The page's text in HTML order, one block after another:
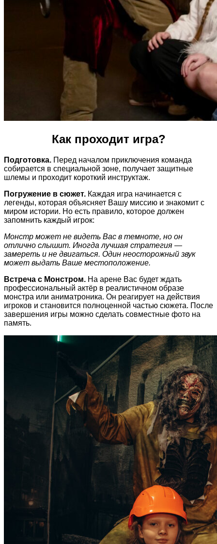
Как проходит игра?
Подготовка. Перед началом приключения команда
собирается в специальной зоне, получает защитные
шлемы и проходит короткий инструктаж.
Погружение в сюжет. Каждая игра начинается с
легенды, которая объясняет Вашу миссию и знакомит с
миром истории. Но есть правило, которое должен
запомнить каждый игрок:
Монстр может не видеть Вас в темноте, но он
отлично слышит. Иногда лучшая стратегия —
замереть и не двигаться. Один неосторожный звук
может выдать Ваше местоположение.
Встреча с Монстром. На арене Вас будет ждать
профессиональный актёр в реалистичном образе
монстра или аниматроника. Он реагирует на действия
игроков и становится полноценной частью сюжета. После
завершения игры можно сделать совместные фото на
память.